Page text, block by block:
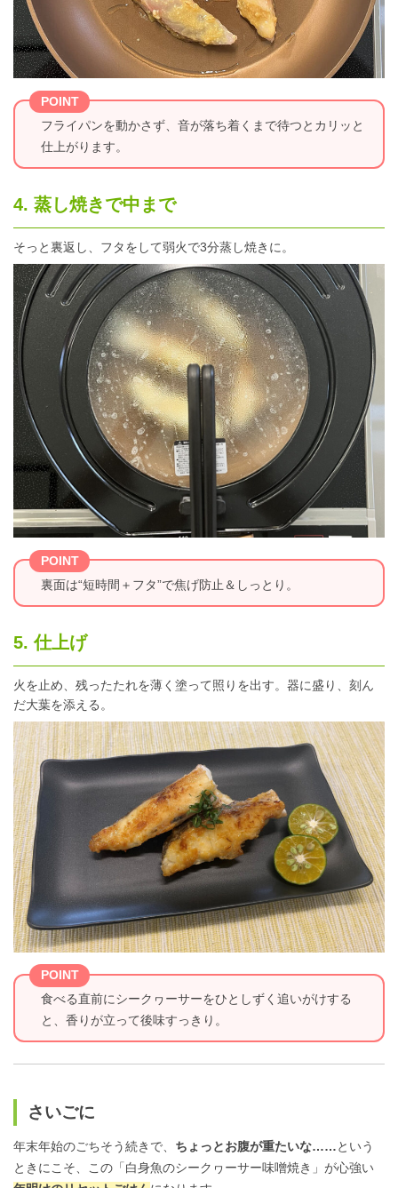
POINT
フライパンを動かさず、音が落ち着くまで待つとカリッと
仕上がります。
4. 蒸し焼きで中まで
そっと裏返し、フタをして弱火で3分蒸し焼きに。
POINT
裏面は“短時間＋フタ”で焦げ防止＆しっとり。
5. 仕上げ
火を止め、残ったたれを薄く塗って照りを出す。器に盛り、刻ん
だ大葉を添える。
POINT
食べる直前にシークヮーサーをひとしずく追いがけする
と、香りが立って後味すっきり。
さいごに
年末年始のごちそう続きで、 ちょっとお腹が重たいな……という
ときにこそ、この「白身魚のシークヮーサー味噌焼き」が心強い